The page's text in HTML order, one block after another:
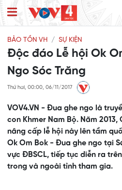
BẢO TỒN VH SỰ KIỆN
Độc đáo Lễ hội Ok
Ngo Sóc Trăng
Thứ hai, 00:00, 06/11/2017
VOV4.VN - Đua ghe ngo là
con Khmer Nam Bộ. Năm
nâng cấp lễ hội này lên tầm
Ok Om Bok - Đua ghe ngo tại
vực ĐBSCL, tiếp tục diễn ra
trong và ngoài tỉnh tham gia.